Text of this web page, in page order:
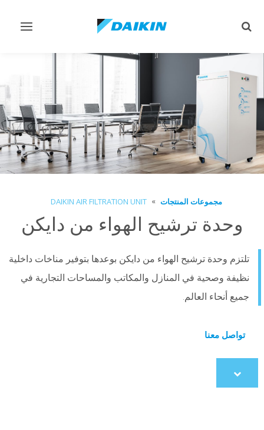
تبديل
تبديل
مجموعات المنتجات DAIKIN AIR FILTRATION UNIT
وحدة ترشيح الهواء من دايكن
تلتزم وحدة ترشيح الهواء من دايكن بوعدها بتوفير مناخات داخلية
نظيفة وصحية في المنازل والمكاتب والمساحات التجارية في
جميع أنحاء العالم.
تواصل معنا
Scroll
to